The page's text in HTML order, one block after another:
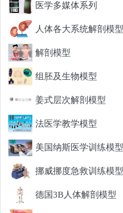
医学多媒体系列
人体各大系统解剖模型
解剖模型
组胚及生物模型
姜式层次解剖模型
法医学教学模型
美国纳斯医学训练模型
挪威挪度急救训练模型
德国3B人体解剖模型